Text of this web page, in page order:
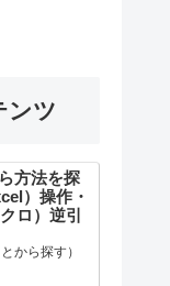
ンツ
方法を探
）操作・
ロ）逆引
から探す）